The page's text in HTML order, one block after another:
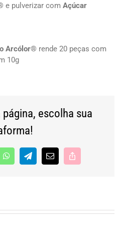
e pulverizar com Açúcar
Arcólor® rende 20 peças com
10g
escolha sua
WhatsAppTelegram
E-
Copy